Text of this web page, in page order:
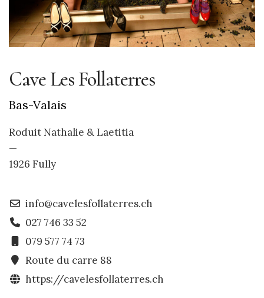
Cave Les Follaterres
Bas-Valais
Roduit Nathalie & Laetitia
—
1926 Fully
info@cavelesfollaterres.ch
027 746 33 52
079 577 74 73
Route du carre 88
https://cavelesfollaterres.ch